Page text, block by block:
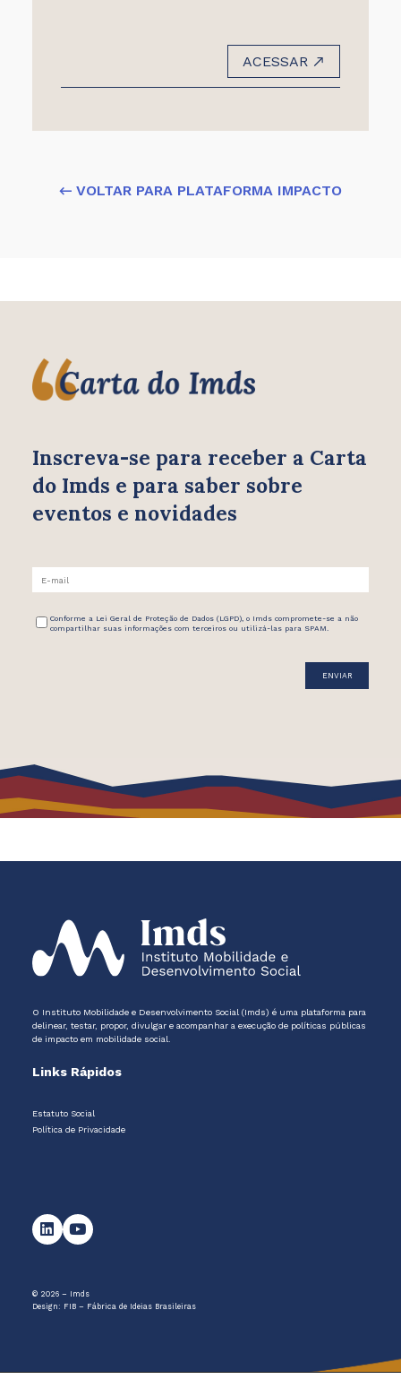
ACESSAR
← VOLTAR PARA PLATAFORMA IMPACTO
Inscreva-se para receber a Carta
do Imds e para saber sobre
eventos e novidades
Conforme a Lei Geral de Proteção de Dados (LGPD), o Imds compromete-se a não
compartilhar suas informações com terceiros ou utilizá-las para SPAM.
O Instituto Mobilidade e Desenvolvimento Social (Imds) é uma plataforma para
delinear, testar, propor, divulgar e acompanhar a execução de políticas públicas
de impacto em mobilidade social.
Links Rápidos
Estatuto Social
Política de Privacidade
© 2026 – Imds
Design: FIB – Fábrica de Ideias Brasileiras